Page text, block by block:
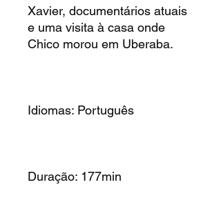
Xavier, documentários atuais
e uma visita à casa onde
Chico morou em Uberaba.
Idiomas: Português
Duração: 177min